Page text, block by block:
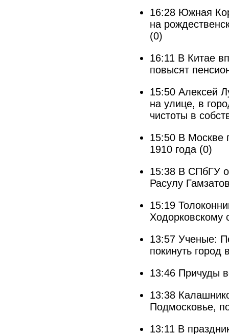
16:28 Южная
на
(0)
16:11 В Китае
повысят
15:50 Алексей
на улице, в
чистоты в
15:50 В Москве
1910 года (0)
15:38 В СПбГУ
Расулу
15:19
Ходорковскому
13:57 Ученые:
покинуть город
13:46 Причуды
13:38
Подмосковье,
13:11 В